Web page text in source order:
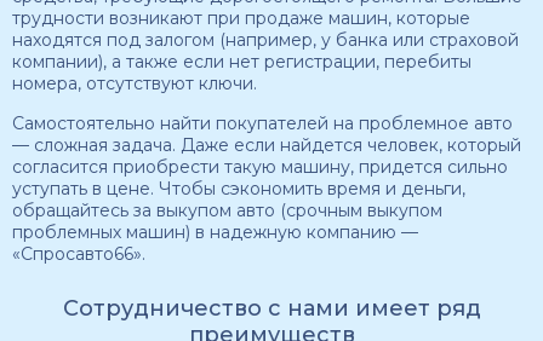
трудности возникают при продаже машин, которые
находятся под залогом (например, у банка или страховой
компании), а также если нет регистрации, перебиты
номера, отсутствуют ключи.
Самостоятельно найти покупателей на проблемное авто
— сложная задача. Даже если найдется человек, который
согласится приобрести такую машину, придется сильно
уступать в цене. Чтобы сэкономить время и деньги,
обращайтесь за выкупом авто (срочным выкупом
проблемных машин) в надежную компанию —
«Спросавто66».
Сотрудничество с нами имеет ряд
преимуществ